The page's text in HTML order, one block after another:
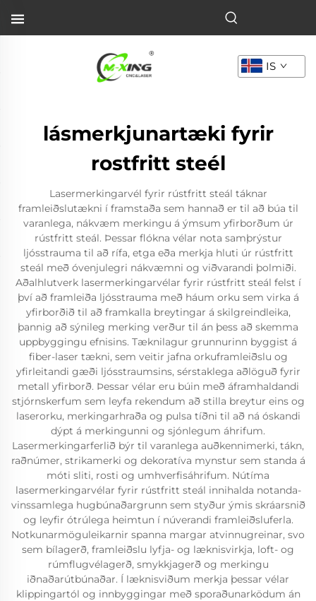
IS
lásmerkjunartæki fyrir
rostfritt steél
Lasermerkingarvél fyrir rústfritt steál táknar
framleiðslutækni í framstaða sem hannað er til að búa til
varanlega, nákvæm merkingu á ýmsum yfirborðum úr
rústfritt steál. Þessar flókna vélar nota samþrýstur
ljósstrauma til að rífa, etga eða merkja hluti úr rústfritt
steál með óvenjulegri nákvæmni og viðvarandi þolmiði.
Aðalhlutverk lasermerkingarvélar fyrir rústfritt steál felst í
því að framleiða ljósstrauma með háum orku sem virka á
yfirborðið til að framkalla breytingar á skilgreindleika,
þannig að sýnileg merking verður til án þess að skemma
uppbyggingu efnisins. Tæknilagur grunnurinn byggist á
fiber-laser tækni, sem veitir jafna orkuframleiðslu og
yfirleitandi gæði ljósstraumsins, sérstaklega aðlöguð fyrir
metall yfirborð. Þessar vélar eru búin með áframhaldandi
stjórnskerfum sem leyfa rekendum að stilla breytur eins og
laserorku, merkingarhraða og pulsa tíðni til að ná óskandi
dýpt á merkingunni og sjónlegum áhrifum.
Lasermerkingarferlið býr til varanlega auðkennimerki, tákn,
raðnúmer, strikamerki og dekoratíva mynstur sem standa á
móti sliti, rosti og umhverfisáhrifum. Nútíma
lasermerkingarvélar fyrir rústfritt steál innihalda notanda-
vinssamlega hugbúnaðargrunn sem styður ýmis skráarsnið
og leyfir ótrúlega heimtun í núverandi framleiðsluferla.
Notkunarmöguleikarnir spanna margar atvinnugreinar, svo
sem bílagerð, framleiðslu lyfja- og læknisvirkja, loft- og
rúmflugvélagerð, smykkjagerð og merkingu
iðnaðarútbúnaðar. Í læknisviðum merkja þessar vélar
klippingartól og innbyggingar með sporaðunarködum án